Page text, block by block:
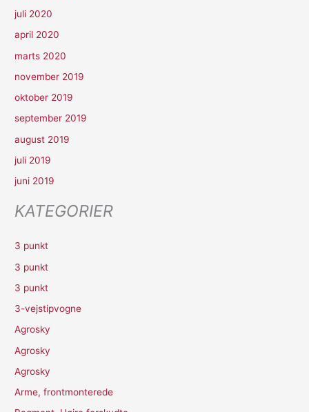
juli 2020
april 2020
marts 2020
november 2019
oktober 2019
september 2019
august 2019
juli 2019
juni 2019
KATEGORIER
3 punkt
3 punkt
3 punkt
3-vejstipvogne
Agrosky
Agrosky
Agrosky
Arme, frontmonterede